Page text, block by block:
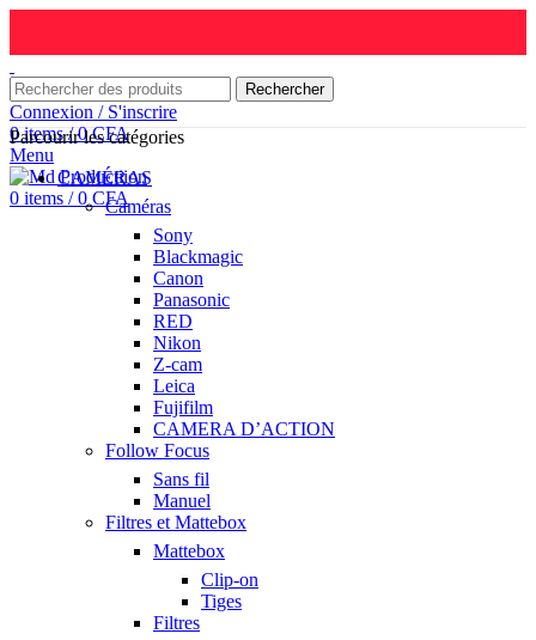
Rechercher
Connexion / S'inscrire
0items / 0CFA
Menu
0 items / 0 CFA
Parcourir les catégories
CAMÉRAS
Caméras
Sony
Blackmagic
Canon
Panasonic
RED
Nikon
Z-cam
Leica
Fujifilm
CAMERA D’ACTION
Follow Focus
Sans fil
Manuel
Filtres et Mattebox
Mattebox
Clip-on
Tiges
Filtres